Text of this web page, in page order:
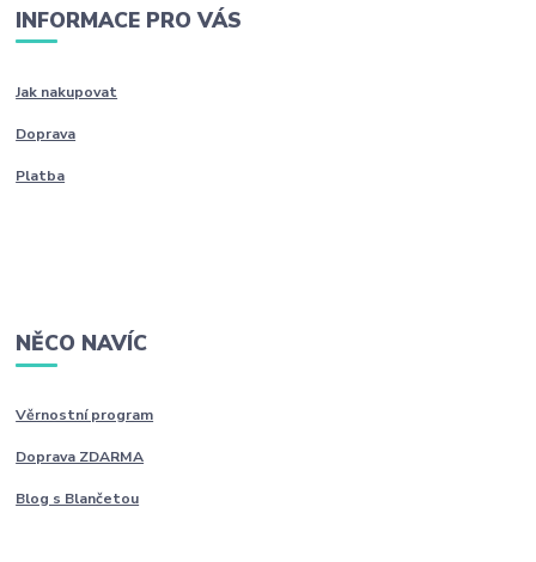
INFORMACE PRO VÁS
Jak nakupovat
Doprava
Platba
NĚCO NAVÍC
Věrnostní program
Doprava ZDARMA
Blog s Blančetou